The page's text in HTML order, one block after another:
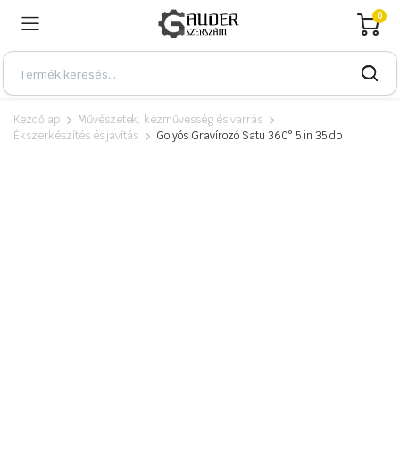
0
Kezdőlap
Művészetek, kézművesség és varrás
Ékszerkészítés és javítás
Golyós Gravírozó Satu 360° 5 in 35 db